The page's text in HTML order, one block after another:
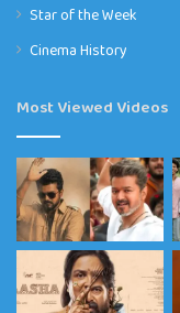
Star of the Week
Cinema History
Most Viewed Videos